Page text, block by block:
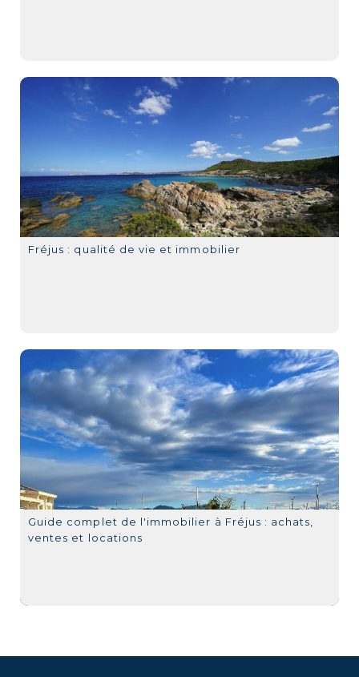
Fréjus : qualité de vie et immobilier
Guide complet de l'immobilier à Fréjus : achats,
ventes et locations